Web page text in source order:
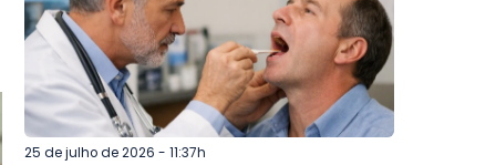
25 de julho de 2026 - 11:37h